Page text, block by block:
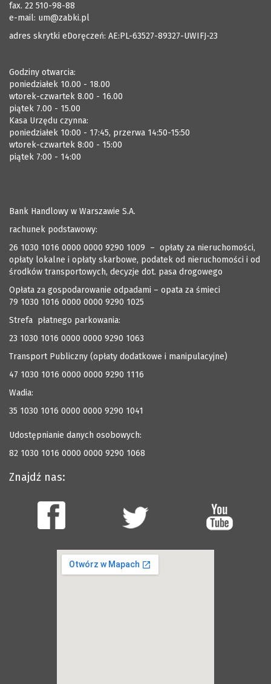
fax. 22 510-98-88
e-mail: um@zabki.pl
adres skrytki eDoręczeń: AE:PL-63527-89327-UWIFJ-23
Godziny otwarcia:
poniedziałek 10.00 - 18.00
wtorek-czwartek 8.00 - 16.00
piątek 7.00 - 15.00
Kasa Urzędu czynna:
poniedziałek 10:00 - 17:45, przerwa 14:50-15:50
wtorek-czwartek 8:00 - 15:00
piątek 7:00 - 14:00
Bank Handlowy w Warszawie S.A.
rachunek podstawowy:
26 1030 1016 0000 0000 9290 1009 – opłaty za nieruchomości,
opłaty lokalne i opłaty skarbowe, podatek od nieruchomości i od
środków transportowych, decyzje dot. pasa drogowego
Opłata za gospodarowanie odpadami – opata za śmieci
79 1030 1016 0000 0000 9290 1025
Strefa płatnego parkowania:
23 1030 1016 0000 0000 9290 1063
Transport Publiczny (opłaty dodatkowe i manipulacyjne)
47 1030 1016 0000 0000 9290 1116
Wadia:
35 1030 1016 0000 0000 9290 1041
Udostępnianie danych osobowych:
82 1030 1016 0000 0000 9290 1068
Znajdź nas: